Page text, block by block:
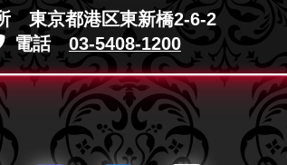
東京都港区東新橋2-6-2
電話03-5408-1200